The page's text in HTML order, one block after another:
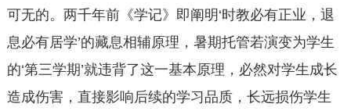
可无的。两千年前《学记》即阐明‘时教必有正业，退
息必有居学’的藏息相辅原理，暑期托管若演变为学生
的‘第三学期’就违背了这一基本原理，必然对学生成长
造成伤害，直接影响后续的学习品质，长远损伤学生